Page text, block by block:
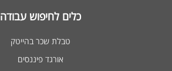
כלים לחיפוש עבודה
טבלת שכר בהייטק
אורגד פיננסים